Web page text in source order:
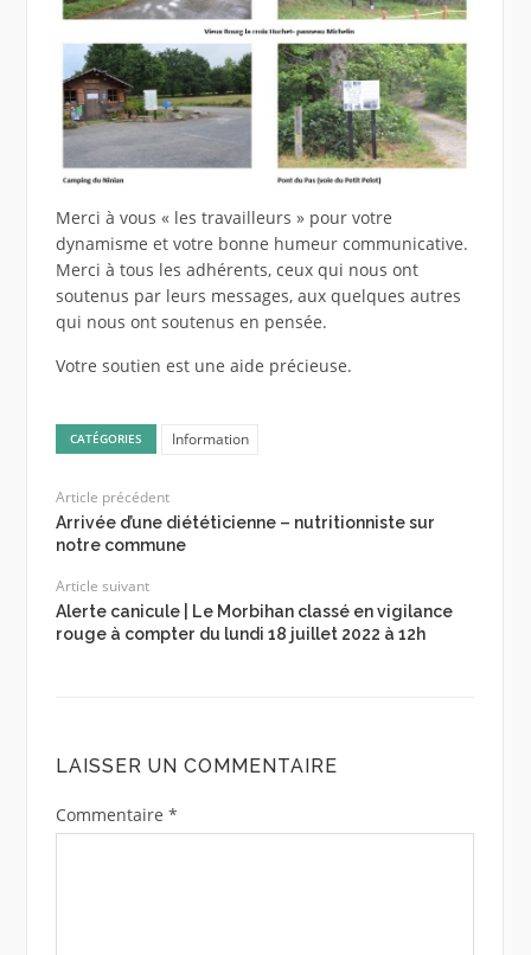
Merci à vous « les travailleurs » pour votre
dynamisme et votre bonne humeur communicative.
Merci à tous les adhérents, ceux qui nous ont
soutenus par leurs messages, aux quelques autres
qui nous ont soutenus en pensée.
Votre soutien est une aide précieuse.
CATÉGORIES Information
Article précédent
Arrivée d’une diététicienne – nutritionniste sur
notre commune
Article suivant
Alerte canicule | Le Morbihan classé en vigilance
rouge à compter du lundi 18 juillet 2022 à 12h
LAISSER UN COMMENTAIRE
Commentaire *